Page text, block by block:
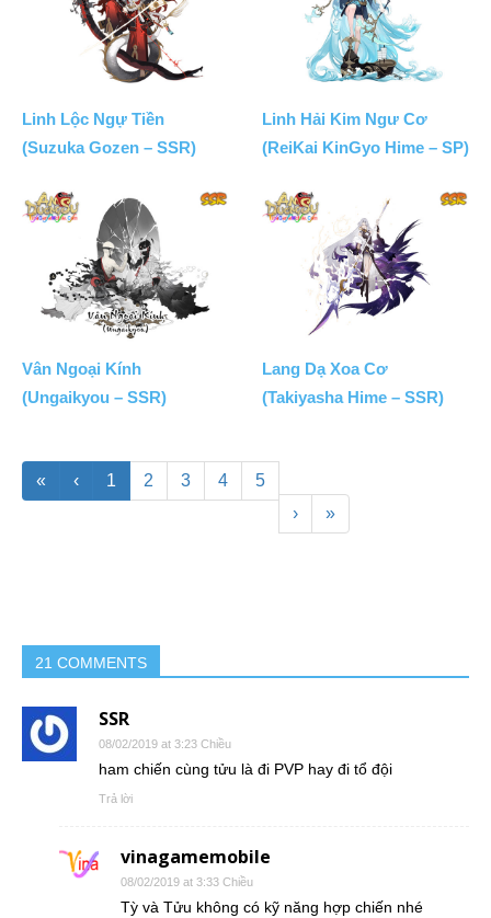
Linh Lộc Ngự Tiền
(Suzuka Gozen – SSR)
Linh Hải Kim Ngư Cơ
(ReiKai KinGyo Hime – SP)
Vân Ngoại Kính
(Ungaikyou – SSR)
Lang Dạ Xoa Cơ
(Takiyasha Hime – SSR)
« ‹ 1 2 3 4
5
›
»
21 COMMENTS
SSR
08/02/2019 at 3:23 Chiều
ham chiến cùng tửu là đi PVP hay đi tổ đội
Trả lời
vinagamemobile
08/02/2019 at 3:33 Chiều
Tỳ và Tửu không có kỹ năng hợp chiến nhé